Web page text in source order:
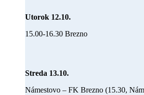
Utorok 12.10.
15.00-16.30 Brezno
Streda 13.10.
Námestovo – FK Brezno (15.30,